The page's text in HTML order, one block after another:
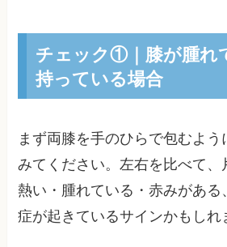
チェック①｜膝が腫れ
持っている場合
まず両膝を手のひらで包むよう
みてください。左右を比べて、
熱い・腫れている・赤みがある
症が起きているサインかもしれ